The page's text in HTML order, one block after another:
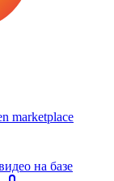
marketplace
на базе